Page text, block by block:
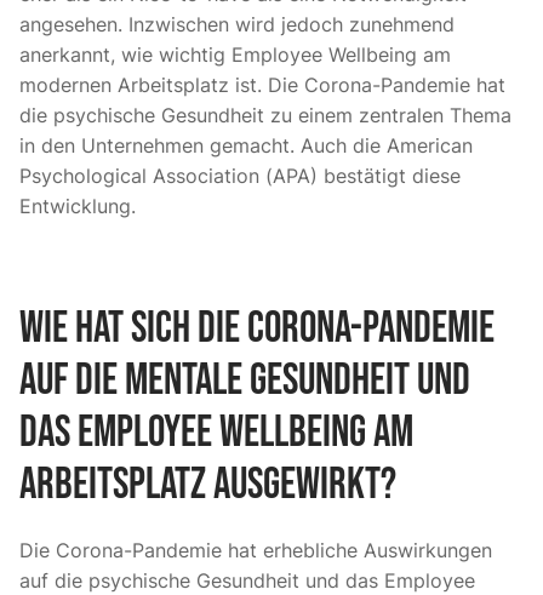
angesehen. Inzwischen wird jedoch zunehmend
anerkannt, wie wichtig Employee Wellbeing am
modernen Arbeitsplatz ist. Die Corona-Pandemie hat
die psychische Gesundheit zu einem zentralen Thema
in den Unternehmen gemacht. Auch die American
Psychological Association (APA) bestätigt diese
Entwicklung.
Wie hat sich die Corona-Pandemie
auf die mentale Gesundheit und
das Employee Wellbeing am
Arbeitsplatz ausgewirkt?
Die Corona-Pandemie hat erhebliche Auswirkungen
auf die psychische Gesundheit und das Employee